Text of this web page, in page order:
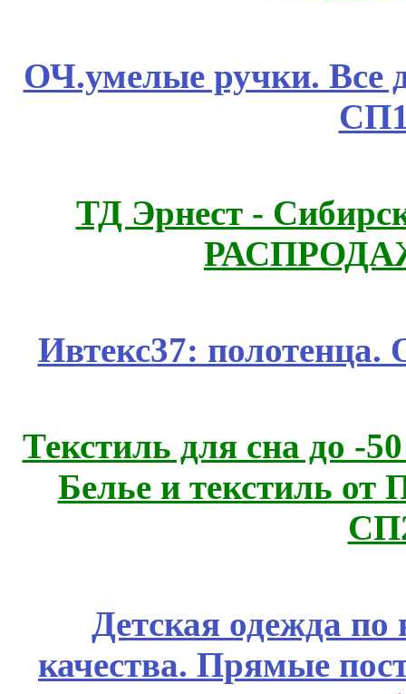
ОЧ.умелые ручки. Все
ТД Эрнест -
Ивтекс37:
Текстиль для сна до
Белье и текстиль от
Детская одежда
качества. Прямые